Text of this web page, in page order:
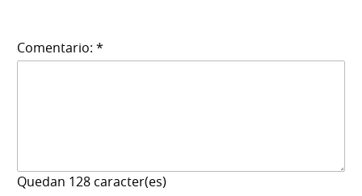
Comentario: *
Quedan 128 caracter(es)